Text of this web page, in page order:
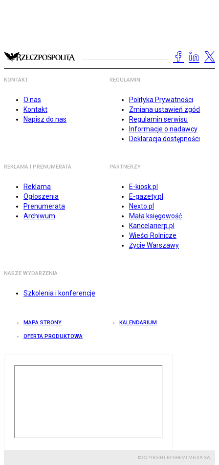
KONTAKT
O nas
Kontakt
Napisz do nas
REGULAMIN
Polityka Prywatności
Zmiana ustawień zgód
Regulamin serwisu
Informacje o nadawcy
Deklaracja dostępności
REKLAMA I PRENUMERATA
Reklama
Ogłoszenia
Prenumerata
Archiwum
PARTNERZY
E-kiosk.pl
E-gazety.pl
Nexto.pl
Mała księgowość
Kancelarierp.pl
Wieści Rolnicze
Życie Warszawy
NASZE WYDARZENIA
Szkolenia i konferencje
MAPA STRONY KALENDARIUM
OFERTA PRODUKTOWA
© COPYRIGHT BY GREMI MEDIA SA